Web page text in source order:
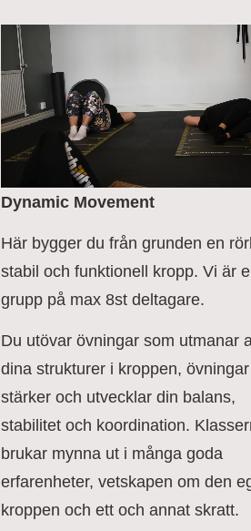
Dynamic Movement
Här bygger du från grunden en
stabil och funktionell kropp. Vi är
grupp på max 8st deltagare.
Du utövar övningar som utmanar
dina strukturer i kroppen,
stärker och utvecklar din balans,
stabilitet och koordination.
brukar mynna ut i många goda
erfarenheter, vetskapen om den
kroppen och ett och annat skratt.